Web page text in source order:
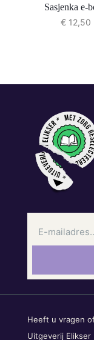
Sasjenka e-
€12,50
Heeft u vragen
Uitgeverij Elikser